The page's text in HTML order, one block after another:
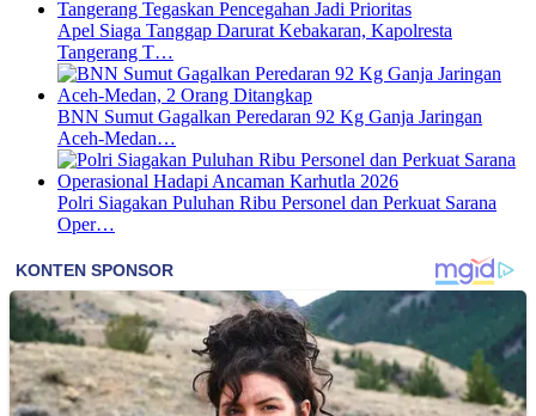
Apel Siaga Tanggap Darurat Kebakaran, Kapolresta
Tangerang T…
BNN Sumut Gagalkan Peredaran 92 Kg Ganja Jaringan
Aceh-Medan…
Polri Siagakan Puluhan Ribu Personel dan Perkuat Sarana
Oper…